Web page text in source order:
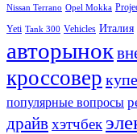
Nissan Terrano Opel Mokka
Yeti Tank 300 Vehicles Италия
авторынок
кроссовер купе
популярные вопросы
драйвхэтчбек